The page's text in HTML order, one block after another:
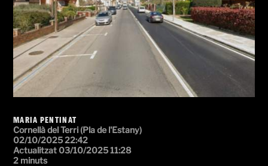
MARIA PENTINAT
Cornellà del Terri (Pla de l'Estany)
02/10/2025 22:42
Actualitzat 03/10/2025 11:28
2 minuts